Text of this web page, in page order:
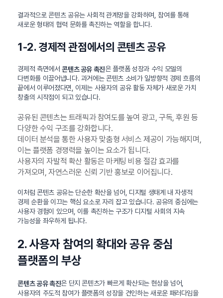
결과적으로 콘텐츠 공유는 사회적 관계망을 강화하며, 참여를 통해
새로운 형태의 협력 문화를 촉진하는 역할을 합니다.
1-2. 경제적 관점에서의 콘텐츠 공유
경제적 측면에서콘텐츠 공유 촉진은 플랫폼 성장과 수익 모델의
다변화를 이끌어냅니다. 과거에는 콘텐츠 소비가 일방향적 경제 흐름의
끝에서 이루어졌다면, 이제는 사용자의 공유 활동 자체가 새로운 가치
창출의 시작점이 되고 있습니다.
공유된 콘텐츠는 트래픽과 참여도를 높여 광고, 구독, 후원 등
다양한 수익 구조를 강화합니다.
데이터 분석을 통한 사용자 맞춤형 서비스 제공이 가능해지며,
이는 플랫폼 경쟁력을 높이는 요소가 됩니다.
사용자의 자발적 확산 활동은 마케팅 비용 절감 효과를
가져오며, 자연스러운 신뢰 기반 홍보로 이어집니다.
이처럼 콘텐츠 공유는 단순한 확산을 넘어, 디지털 생태계 내 자생적
경제 순환을 이끄는 핵심 요소로 자리 잡고 있습니다. 공유의 중심에는
사용자 경험이 있으며, 이를 촉진하는 구조가 디지털 사회의 지속
가능성을 좌우하게 됩니다.
2. 사용자 참여의 확대와 공유 중심
플랫폼의 부상
콘텐츠 공유 촉진은 단지 콘텐츠가 빠르게 확산되는 현상을 넘어,
사용자의 주도적 참여가 플랫폼의 성장을 견인하는 새로운 패러다임을